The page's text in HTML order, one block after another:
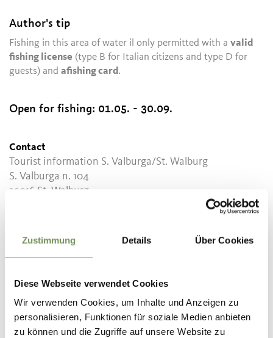
Zustimmung Details Über Cookies
Diese Webseite verwendet Cookies
Wir verwenden Cookies, um Inhalte und Anzeigen zu
personalisieren, Funktionen für soziale Medien anbieten
zu können und die Zugriffe auf unsere Website zu
Author's tip
Fishing in this area of water il only permitted with avalid
fishing license (type B for Italian citizens and type D for
guests) andafishing card.
Open for fishing: 01.05. - 30.09.
Contact
Tourist information S. Valburga/St. Walburg
S. Valburga n. 104
39016 St. Walburg
www.ultental.it
+39 0473 795387
DID YOU FIND THIS CONTENT HELPFUL?